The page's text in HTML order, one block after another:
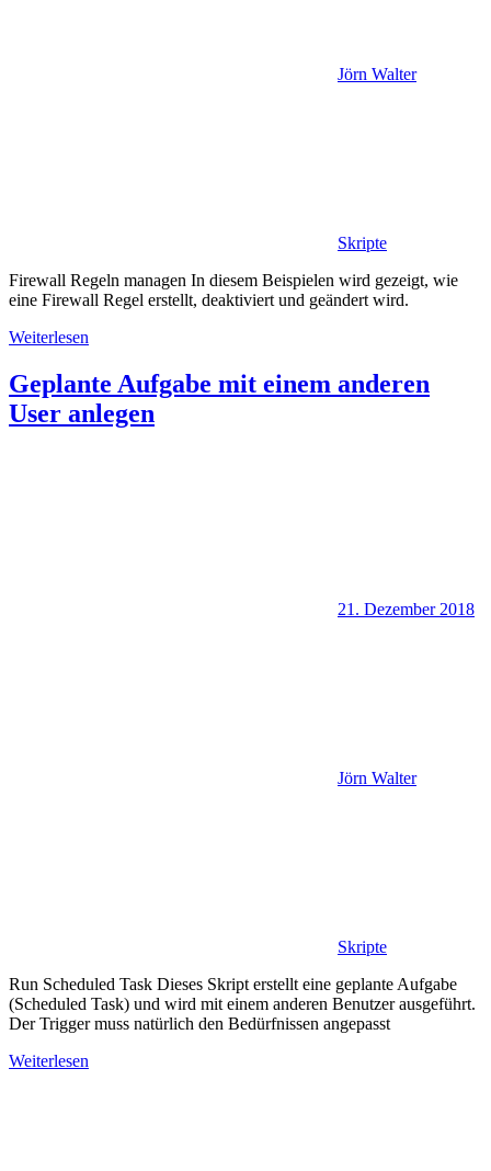
Jörn Walter
Skripte
Firewall Regeln managen In diesem Beispielen wird gezeigt, wie
eine Firewall Regel erstellt, deaktiviert und geändert wird.
Weiterlesen
Geplante Aufgabe mit einem anderen
User anlegen
21. Dezember 2018
Jörn Walter
Skripte
Run Scheduled Task Dieses Skript erstellt eine geplante Aufgabe
(Scheduled Task) und wird mit einem anderen Benutzer ausgeführt.
Der Trigger muss natürlich den Bedürfnissen angepasst
Weiterlesen